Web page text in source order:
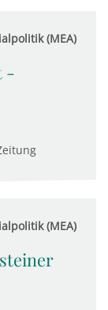
(MEA)
-
(MEA)